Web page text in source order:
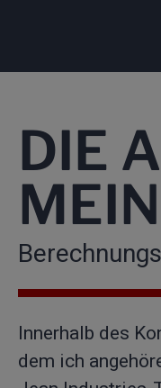
DIE
Innerhalb des
dem ich